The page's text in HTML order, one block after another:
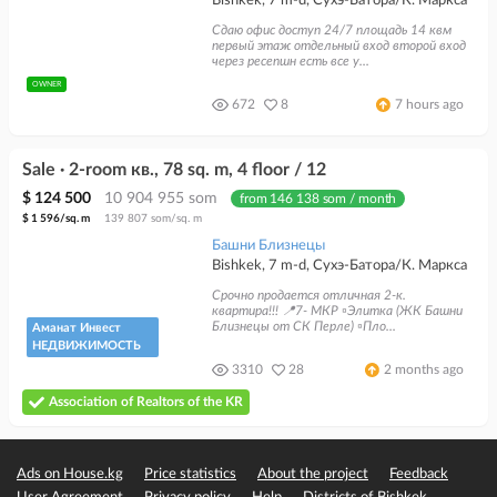
2 ком. квартиры 2 вида - 77,4 м2 и 86,5 м2
3 ком. квартиры 2 вида - 96,5 м2 и 117,5 м2
4 ком. квартиры - 136,5 м2
OWNER
Сдаю офис доступ 24/7 площадь 14 квм
первый этаж отдельный вход второй вход
через ресепшн есть все у...
672 8 7 hours ago
Sale · 2-room кв., 78 sq. m, 4 floor / 12
$ 124 500 10 904 955 som from 146 138 som / month
$ 1 596/sq. m 139 807 som/sq. m
Аманат Инвест
НЕДВИЖИМОСТЬ
Башни Близнецы
Bishkek, 7 m-d, Сухэ-Батора/К. Маркса
Срочно продается отличная 2-к.
квартира!!! 📍7- МКР ▫️Элитка (ЖК Башни
Близнецы от СК Перле) ▫️Пло...
3310 28 2 months ago
Association of Realtors of the KR
Ads on House.kg Price statistics About the project
Feedback